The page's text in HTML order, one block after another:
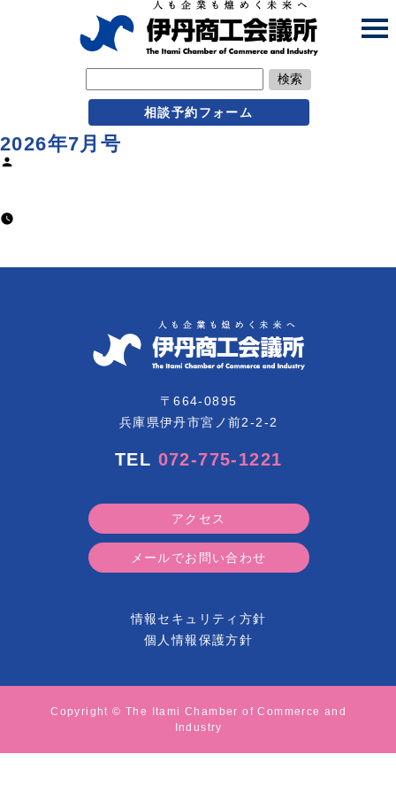
検索
相談予約フォーム
2026年7月号
〒664-0895
兵庫県伊丹市宮ノ前2-2-2
TEL 072-775-1221
アクセス
メールでお問い合わせ
情報セキュリティ方針
個人情報保護方針
Copyright © The Itami Chamber of Commerce and
Industry